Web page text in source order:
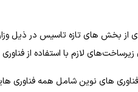
از بخش های تازه تاسیس در ذیل
زیرساخت‌های لازم با استفاده از
های نوین شامل همه فناوری